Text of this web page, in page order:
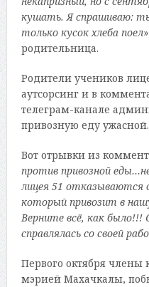
кушать. Я спрашиваю:
только кусок хлеба поел
родительница.
Родители учеников
аутсорсинг и в
телеграм-канале
привозную еду ужасной.
Вот отрывки из
против привозной
лицея 51 отказываются
который привозит в
Верните всё, как было!!!
справлялась со своей
Первого октября члены
мэрией Махачкалы,